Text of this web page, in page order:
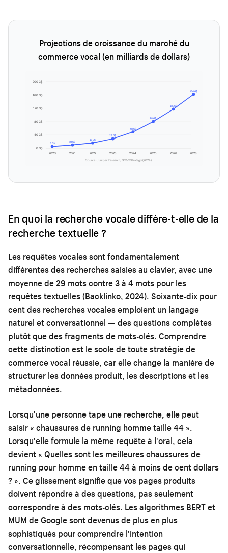
Projections de croissance du marché du
commerce vocal (en milliards de dollars)
0 G$
40 G$
80 G$
120 G$
160 G$
200 G$
2020 2021 2022 2023 2024 2025 2026 2028
5 G$ 10 G$
16 G$
28 G$
48 G$
78 G$
115 G$
164 G$
Source : Juniper Research, OC&C Strategy (2024)
En quoi la recherche vocale diffère-t-elle de la
recherche textuelle ?
Les requêtes vocales sont fondamentalement
différentes des recherches saisies au clavier, avec une
moyenne de 29 mots contre 3 à 4 mots pour les
requêtes textuelles (Backlinko, 2024). Soixante-dix pour
cent des recherches vocales emploient un langage
naturel et conversationnel — des questions complètes
plutôt que des fragments de mots-clés. Comprendre
cette distinction est le socle de toute stratégie de
commerce vocal réussie, car elle change la manière de
structurer les données produit, les descriptions et les
métadonnées.
Lorsqu'une personne tape une recherche, elle peut
saisir « chaussures de running homme taille 44 ».
Lorsqu'elle formule la même requête à l'oral, cela
devient « Quelles sont les meilleures chaussures de
running pour homme en taille 44 à moins de cent dollars
? ». Ce glissement signifie que vos pages produits
doivent répondre à des questions, pas seulement
correspondre à des mots-clés. Les algorithmes BERT et
MUM de Google sont devenus de plus en plus
sophistiqués pour comprendre l'intention
conversationnelle, récompensant les pages qui